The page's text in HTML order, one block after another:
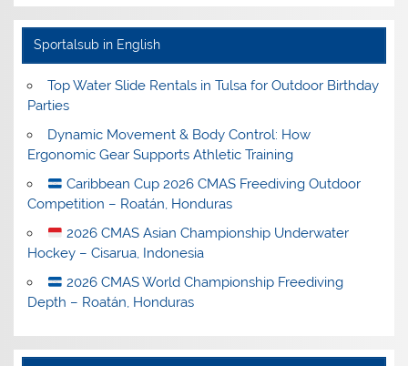
Sportalsub in English
Top Water Slide Rentals in Tulsa for Outdoor Birthday
Parties
Dynamic Movement & Body Control: How
Ergonomic Gear Supports Athletic Training
Caribbean Cup 2026 CMAS Freediving Outdoor
Competition – Roatán, Honduras
2026 CMAS Asian Championship Underwater
Hockey – Cisarua, Indonesia
2026 CMAS World Championship Freediving
Depth – Roatán, Honduras